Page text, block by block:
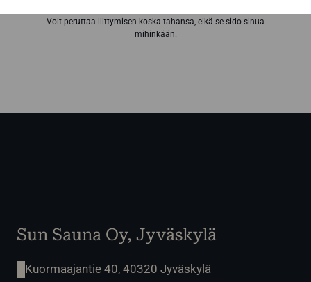
Voit peruttaa liittymisen koska tahansa, eikä se sido sinua
mihinkään.
Sun Sauna Oy, Jyväskylä
Kuormaajantie 40, 40320 Jyväskylä